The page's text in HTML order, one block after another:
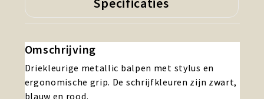
Omschrijving
Driekleurige metallic balpen met stylus en
ergonomische grip. De schrijfkleuren zijn zwart,
blauw en rood.